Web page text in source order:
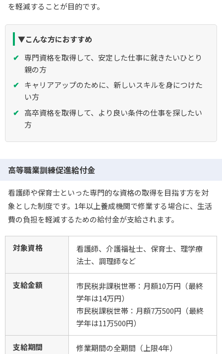
を軽減することが目的です。
▼こんな方におすすめ
専門資格を取得して、安定した仕事に就きたいひとり
親の方
キャリアアップのために、新しいスキルを身につけた
い方
高卒資格を取得して、より良い条件の仕事を探したい
方
高等職業訓練促進給付金
看護師や保育士といった専門的な資格の取得を目指す方を対
象とした制度です。1年以上養成機関で修業する場合に、生活
費の負担を軽減するための給付金が支給されます。
対象資格
看護師、介護福祉士、保育士、理学療
法士、調理師など
支給金額
市民税非課税世帯：月額10万円（最終
学年は14万円）
市民税課税世帯：月額7万500円（最終
学年は11万500円）
支給期間 修業期間の全期間（上限4年）